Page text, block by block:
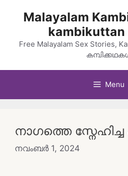
Malayalam
kambikuttan
Free Malayalam Sex Stories,
Menu
നാഗത്തെ
നവംബർ 1, 2024